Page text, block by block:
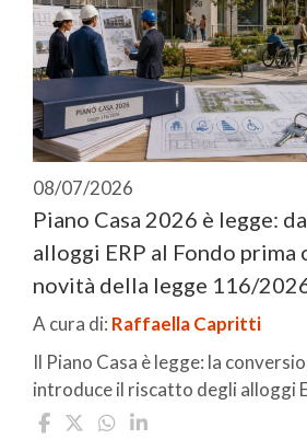
08/07/2026
Piano Casa 2026 è legge:
alloggi ERP al Fondo prima
novità della legge 116/
A cura di: Raffaella Capritti
Il Piano Casa è legge: la
introduce il riscatto degli alloggi